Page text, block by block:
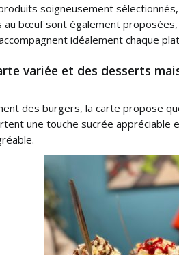
soigneusement
au bœuf sont également
idéalement chaque
variée et des desserts
des burgers, la carte propose
une touche sucrée appréciable